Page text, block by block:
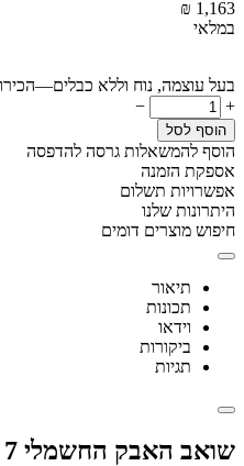
₪ 1,163
במלאי
בעל עוצמה, נוח וללא
+
−
הוסף לסל
הוסף להמשאלות גרסה להדפסה
אספקת הזמנה
אפשרויות תשלום
היתרונות שלנו
חיפוש מוצרים דומים
תיאור
תכונות
וידאו
ביקורות
תגיות
שואב האבק החשמלי Stanley Ruby 7